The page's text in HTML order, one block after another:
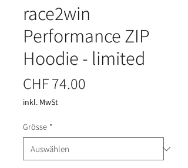
race2win
Performance ZIP
Hoodie - limited
CHF 74.00
inkl. MwSt
Grösse *